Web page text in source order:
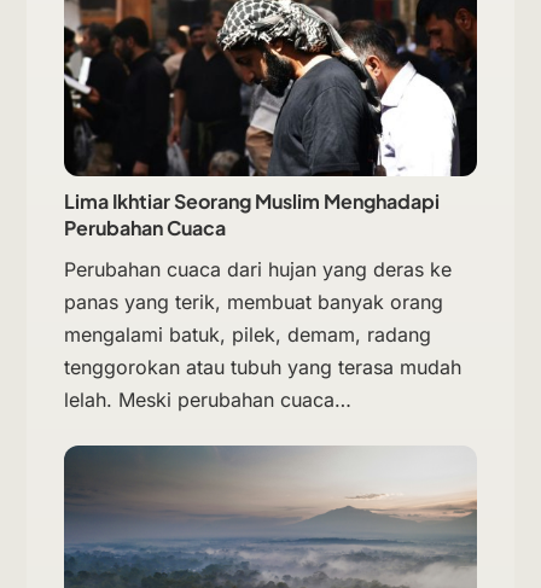
Lima Ikhtiar Seorang Muslim Menghadapi
Perubahan Cuaca
Perubahan cuaca dari hujan yang deras ke
panas yang terik, membuat banyak orang
mengalami batuk, pilek, demam, radang
tenggorokan atau tubuh yang terasa mudah
lelah. Meski perubahan cuaca…